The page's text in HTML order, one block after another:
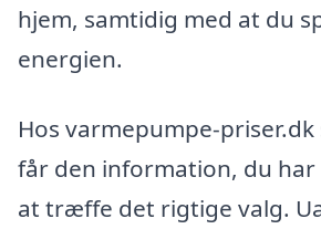
hjem, samtidig med at du
energien.
Hos varmepumpe-
får den information, du
at træffe det rigtige valg.